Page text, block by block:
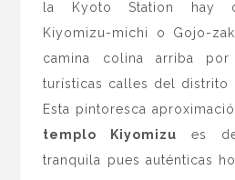
la Kyoto Station hay
Kiyomizu-michi o Gojo-
camina colina arriba
turísticas calles del distrito
Esta pintoresca
templo Kiyomizu es
tranquila pues auténticas